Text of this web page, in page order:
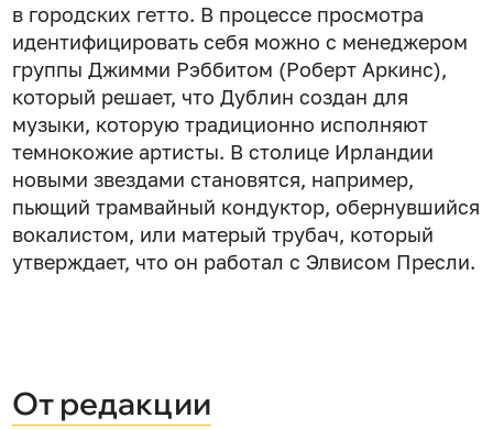
в городских гетто. В процессе просмотра
идентифицировать себя можно с менеджером
группы Джимми Рэббитом (Роберт Аркинс),
который решает, что Дублин создан для
музыки, которую традиционно исполняют
темнокожие артисты. В столице Ирландии
новыми звездами становятся, например,
пьющий трамвайный кондуктор, обернувшийся
вокалистом, или матерый трубач, который
утверждает, что он работал с Элвисом Пресли.
От редакции